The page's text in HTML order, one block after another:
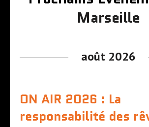
Marseille
a
g
a
août 2026
ON AIR 2026 : La
responsabilité des